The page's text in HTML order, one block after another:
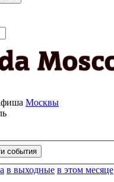
Москвы
в выходные в этом месяце